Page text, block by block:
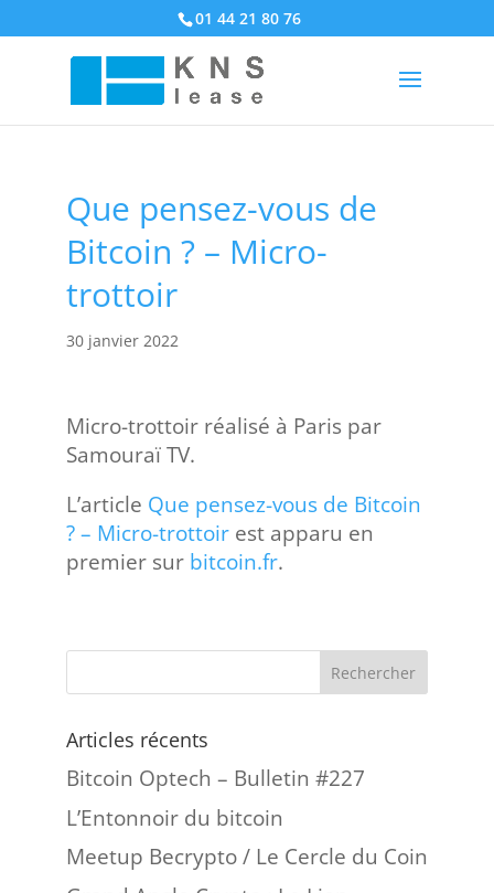
01 44 21 80 76
Que pensez-vous de
Bitcoin ? – Micro-
trottoir
30 janvier 2022
Micro-trottoir réalisé à Paris par
Samouraï TV.
L’article Que pensez-vous de Bitcoin
? – Micro-trottoirest apparu en
premier sur bitcoin.fr.
Articles récents
Bitcoin Optech – Bulletin #227
L’Entonnoir du bitcoin
Meetup Becrypto / Le Cercle du Coin